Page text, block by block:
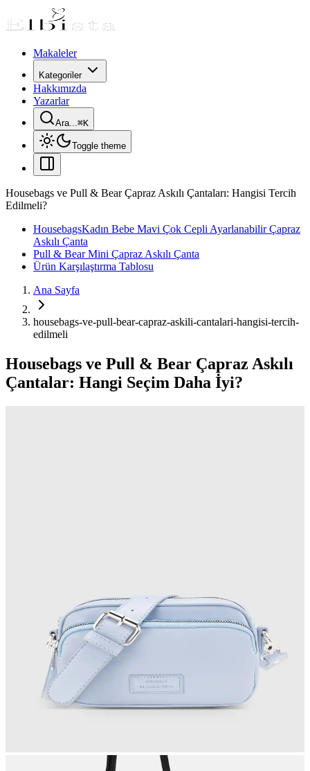
Makaleler
Kategoriler
Hakkımızda
Yazarlar
Ara...⌘K
Toggle theme
Housebags ve Pull & Bear Çapraz Askılı Çantaları: Hangisi Tercih
Edilmeli?
HousebagsKadın Bebe Mavi Çok Cepli Ayarlanabilir Çapraz
Askılı Çanta
Pull & Bear Mini Çapraz Askılı Çanta
Ürün Karşılaştırma Tablosu
Ana Sayfa
housebags-ve-pull-bear-capraz-askili-cantalari-hangisi-tercih-
edilmeli
Housebags ve Pull & Bear Çapraz Askılı
Çantalar: Hangi Seçim Daha İyi?